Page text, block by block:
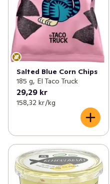
Salted Blue Corn Chips
185 g, El Taco Truck
29,29 kr
158,32 kr /kg